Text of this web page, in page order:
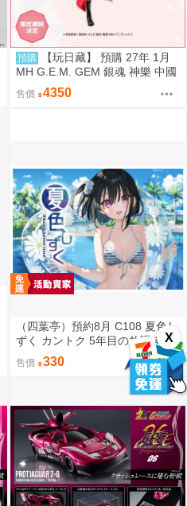
X
預購
【玩日藏】 預購 27年 1月
MH G.E.M. GEM 銀魂 神樂 中國
風 旗袍 限定復刻版 代理版
售價 4350
（四葉亭）預約8月 C108 夏色し
ずく カントク 5年目の放課後
售價 330